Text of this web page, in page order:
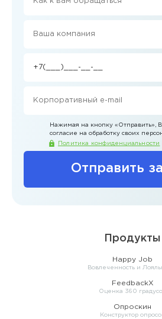
Отправить
Нажимая на кнопку «Отправить» ,
согласие на обработку своих
Политика конфиденциальности
Продукты
Happy Job
Вовлеченность и
FeedbackX
Оценка 360
Опроскин
Конструктор